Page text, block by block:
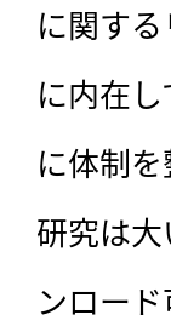
に関す
に内在
に体制
研究は
ンロード